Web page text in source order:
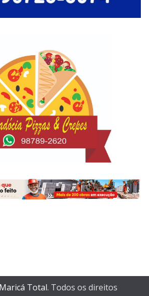
Maricá Total. Todos os direitos